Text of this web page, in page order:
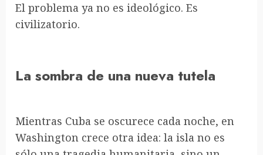
El problema ya no es ideológico. Es
civilizatorio.
La sombra de una nueva tutela
Mientras Cuba se oscurece cada noche, en
Washington crece otra idea: la isla no es